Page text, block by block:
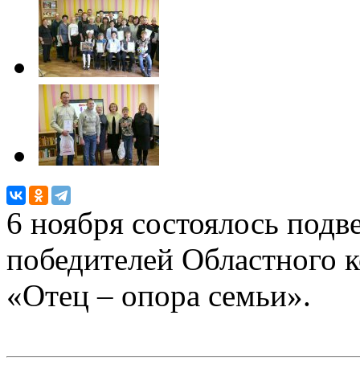
6 ноября состоялось
победителей Областного
«Отец – опора семьи».